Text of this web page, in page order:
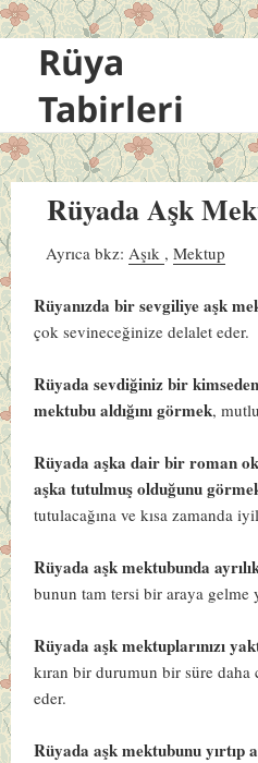
Rüya
Tabirleri
Rüyada Aşk
Ayrıca bkz: Aşık ,Mektup
Rüyanızda bir sevgiliye aşk
çok sevineceğinize delalet eder.
Rüyada sevdiğiniz bir
mektubu aldığını görmek,
Rüyada aşka dair bir roman
aşka tutulmuş olduğunu
tutulacağına ve kısa zamanda
Rüyada aşk mektubunda
bunun tam tersi bir araya gelme
Rüyada aşk mektuplarınızı
kıran bir durumun bir süre daha
eder.
Rüyada aşk mektubunu yırtıp